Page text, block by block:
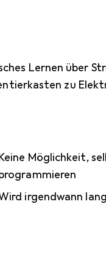
Lernen über
zu
Möglichkeit,
irgendwann